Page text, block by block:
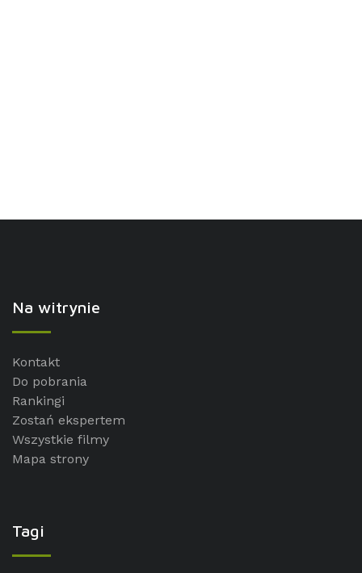
Na witrynie
Kontakt
Do pobrania
Rankingi
Zostań ekspertem
Wszystkie filmy
Mapa strony
Tagi